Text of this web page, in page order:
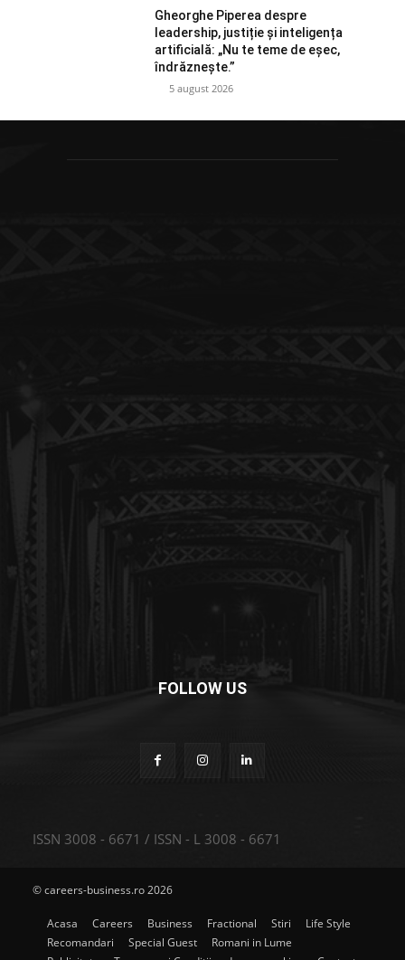
Gheorghe Piperea despre
leadership, justiție și inteligența
artificială: „Nu te teme de eșec,
îndrăznește.”
5 august 2026
FOLLOW US
ISSN 3008 - 6671 / ISSN - L 3008 - 6671
© careers-business.ro 2026
Acasa Careers Business Fractional Stiri
Life Style
Recomandari
Special Guest
Romani in Lume